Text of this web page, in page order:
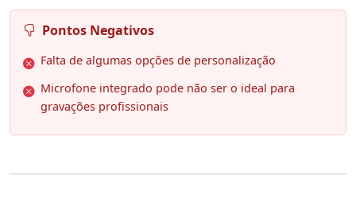
Pontos Negativos
Falta de algumas opções de personalização
Microfone integrado pode não ser o ideal para
gravações profissionais